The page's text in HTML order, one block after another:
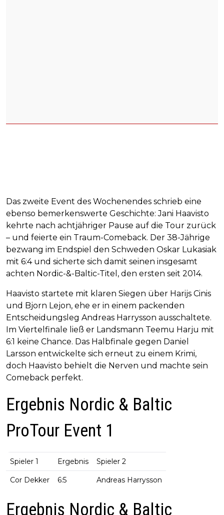
Das zweite Event des Wochenendes schrieb eine
ebenso bemerkenswerte Geschichte: Jani Haavisto
kehrte nach achtjähriger Pause auf die Tour zurück
– und feierte ein Traum-Comeback. Der 38-Jährige
bezwang im Endspiel den Schweden Oskar Lukasiak
mit 6:4 und sicherte sich damit seinen insgesamt
achten Nordic-&-Baltic-Titel, den ersten seit 2014.
Haavisto startete mit klaren Siegen über Harijs Cinis
und Bjorn Lejon, ehe er in einem packenden
Entscheidungsleg Andreas Harrysson ausschaltete.
Im Viertelfinale ließ er Landsmann Teemu Harju mit
6:1 keine Chance. Das Halbfinale gegen Daniel
Larsson entwickelte sich erneut zu einem Krimi,
doch Haavisto behielt die Nerven und machte sein
Comeback perfekt.
Ergebnis Nordic & Baltic
ProTour Event 1
Spieler 1 Ergebnis Spieler 2
Cor Dekker 6:5 Andreas Harrysson
Ergebnis Nordic & Baltic